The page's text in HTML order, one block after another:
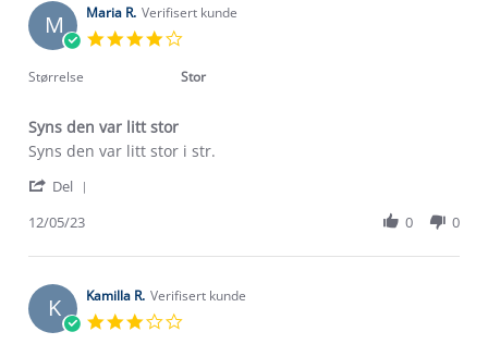
on
16
May
M Maria R. Verifisert kunde
rating
Størrelse Stor
Syns den var litt stor
Review
Maria
on
May
review
Syns
var
stor
Syns den var litt stor i str.
Del
Maria
on
12
May
12/05/23 0 0
K Kamilla R. Verifisert kunde